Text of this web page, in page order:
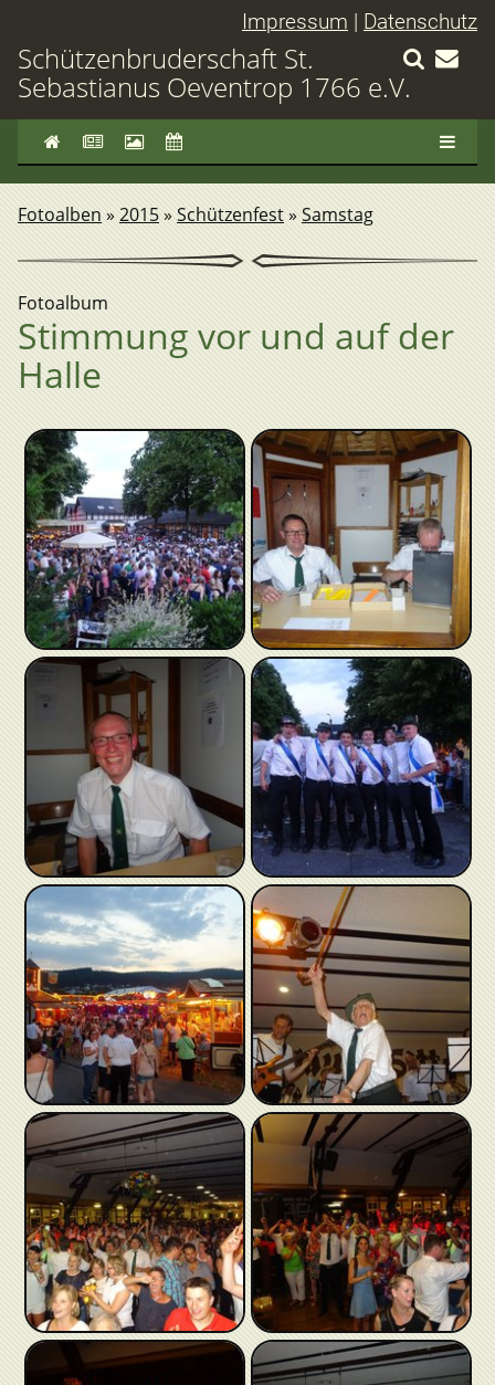
Impressum | Datenschutz
Schützenbruderschaft St.
Sebastianus Oeventrop 1766 e.V.
Fotoalben » 2015» Schützenfest» Samstag
Fotoalbum
Stimmung vor und auf der
Halle